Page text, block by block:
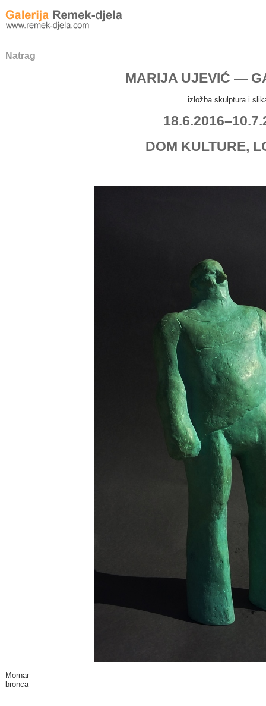
Natrag
MARIJA UJEVIĆ —
izložba skulptura i
DOM KULTURE,
Mornar
bronca